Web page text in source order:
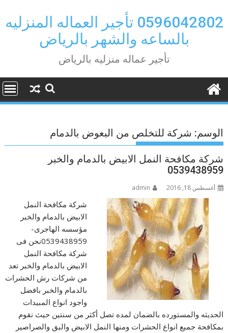
to
content
0596042802 تأجير العماله المنزليه
بالساعه والشهر بالرياض
تأجير عماله منزليه بالرياض
الوسم: شركة للتخلص من البعوض بالدمام
شركة مكافحة النمل الابيض بالدمام والخبر
0539438959
أغسطس 18, 2016 admin
شركة مكافحة النمل
الابيض بالدمام والخبر
مؤسسه الهاجرى-
0539438959نحن فى
شركة مكافحة النمل
الابيض بالدمام والخبر تعد
من شركات رش الحشرات
بالدمام والخبر بافضل
واجود انواع المبيدات
الحديثه والمستورده بالضمان لمده تصل أكثر من سنتين حيث نقوم
بمكافحة جميع انواع الحشرات ومنها النمل الابيض والبق والصراصير